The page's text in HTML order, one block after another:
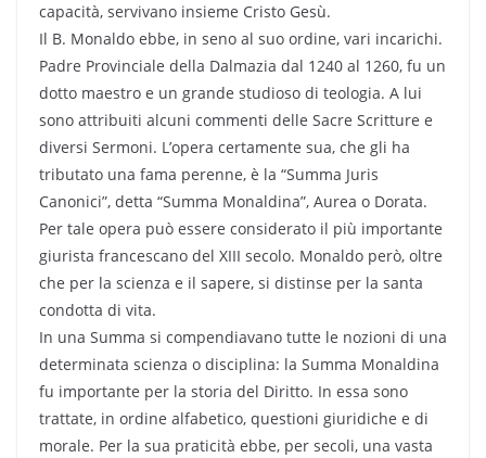
capacità, servivano insieme Cristo Gesù.
Il B. Monaldo ebbe, in seno al suo ordine, vari incarichi.
Padre Provinciale della Dalmazia dal 1240 al 1260, fu un
dotto maestro e un grande studioso di teologia. A lui
sono attribuiti alcuni commenti delle Sacre Scritture e
diversi Sermoni. L’opera certamente sua, che gli ha
tributato una fama perenne, è la “Summa Juris
Canonici”, detta “Summa Monaldina”, Aurea o Dorata.
Per tale opera può essere considerato il più importante
giurista francescano del XIII secolo. Monaldo però, oltre
che per la scienza e il sapere, si distinse per la santa
condotta di vita.
In una Summa si compendiavano tutte le nozioni di una
determinata scienza o disciplina: la Summa Monaldina
fu importante per la storia del Diritto. In essa sono
trattate, in ordine alfabetico, questioni giuridiche e di
morale. Per la sua praticità ebbe, per secoli, una vasta